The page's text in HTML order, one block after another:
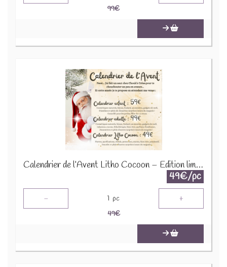
99€
Calendrier de l’Avent Litho Cocoon – Édition limitée 2025
49€/pc
- 1 pc +
49€